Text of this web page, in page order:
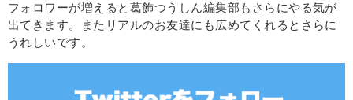
フォロワーが増えると葛飾つうしん編集部もさらにやる気が
出てきます。またリアルのお友達にも広めてくれるとさらに
うれしいです。